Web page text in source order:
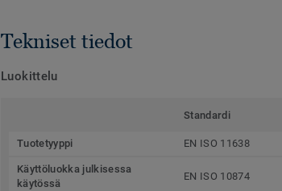
Tekniset tiedot
Luokittelu
Standardi
Tuotetyyppi EN ISO 11638
Käyttöluokka julkisessa
käytössä
EN ISO 10874